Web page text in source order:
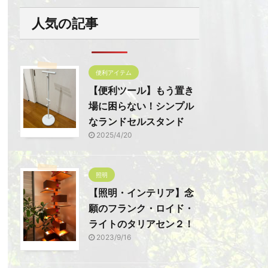
人気の記事
便利アイテム
【便利ツール】もう置き
場に困らない！シンプル
なランドセルスタンド
2025/4/20
照明
【照明・インテリア】念
願のフランク・ロイド・
ライトのタリアセン２！
2023/9/16